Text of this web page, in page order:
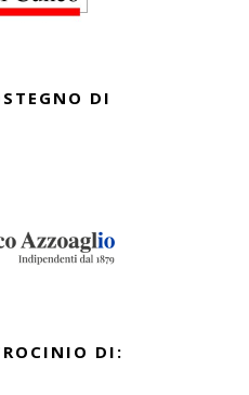
DI
DI: